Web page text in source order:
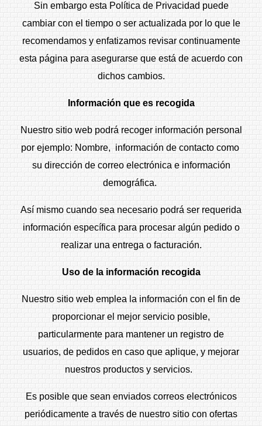
Sin embargo esta Política de Privacidad puede
cambiar con el tiempo o ser actualizada por lo que le
recomendamos y enfatizamos revisar continuamente
esta página para asegurarse que está de acuerdo con
dichos cambios.
Información que es recogida
Nuestro sitio web podrá recoger información personal
por ejemplo: Nombre, información de contacto como
su dirección de correo electrónica e información
demográfica.
Así mismo cuando sea necesario podrá ser requerida
información específica para procesar algún pedido o
realizar una entrega o facturación.
Uso de la información recogida
Nuestro sitio web emplea la información con el fin de
proporcionar el mejor servicio posible,
particularmente para mantener un registro de
usuarios, de pedidos en caso que aplique, y mejorar
nuestros productos y servicios.
Es posible que sean enviados correos electrónicos
periódicamente a través de nuestro sitio con ofertas